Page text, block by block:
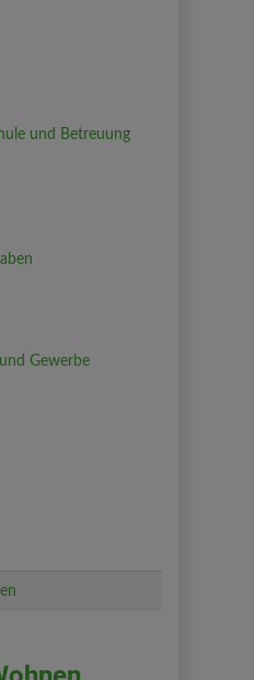
und Betreuung
Gewerbe